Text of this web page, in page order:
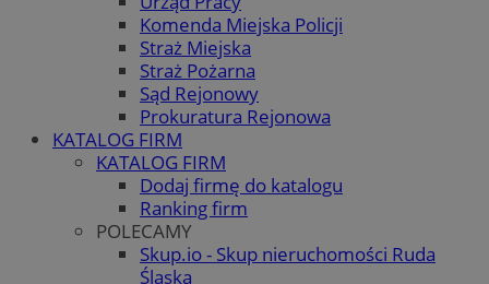
Komenda Miejska Policji
Straż Miejska
Straż Pożarna
Sąd Rejonowy
Prokuratura Rejonowa
KATALOG FIRM
KATALOG FIRM
Dodaj firmę do katalogu
Ranking firm
POLECAMY
Skup.io - Skup nieruchomości Ruda
Śląska